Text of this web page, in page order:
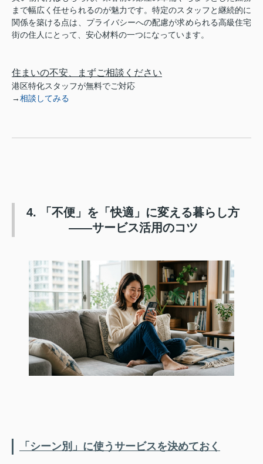
まで幅広く任せられるのが魅力です。特定のスタッフと継続的に
関係を築ける点は、プライバシーへの配慮が求められる高級住宅
街の住人にとって、安心材料の一つになっています。
住まいの不安、まずご相談ください
港区特化スタッフが無料でご対応
→相談してみる
4. 「不便」を「快適」に変える暮らし方
——サービス活用のコツ
「シーン別」に使うサービスを決めておく